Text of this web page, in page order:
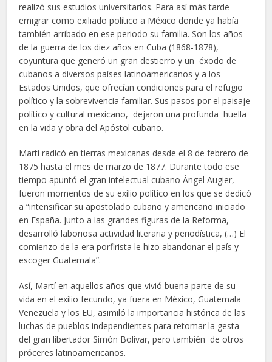
realizó sus estudios universitarios. Para así más tarde
emigrar como exiliado político a México donde ya había
también arribado en ese periodo su familia. Son los años
de la guerra de los diez años en Cuba (1868-1878),
coyuntura que generó un gran destierro y un éxodo de
cubanos a diversos países latinoamericanos y a los
Estados Unidos, que ofrecían condiciones para el refugio
político y la sobrevivencia familiar. Sus pasos por el paisaje
político y cultural mexicano, dejaron una profunda huella
en la vida y obra del Apóstol cubano.
Martí radicó en tierras mexicanas desde el 8 de febrero de
1875 hasta el mes de marzo de 1877. Durante todo ese
tiempo apuntó el gran intelectual cubano Ángel Augier,
fueron momentos de su exilio político en los que se dedicó
a “intensificar su apostolado cubano y americano iniciado
en España. Junto a las grandes figuras de la Reforma,
desarrolló laboriosa actividad literaria y periodística, (…) El
comienzo de la era porfirista le hizo abandonar el país y
escoger Guatemala”.
Así, Martí en aquellos años que vivió buena parte de su
vida en el exilio fecundo, ya fuera en México, Guatemala
Venezuela y los EU, asimiló la importancia histórica de las
luchas de pueblos independientes para retomar la gesta
del gran libertador Simón Bolívar, pero también de otros
próceres latinoamericanos.